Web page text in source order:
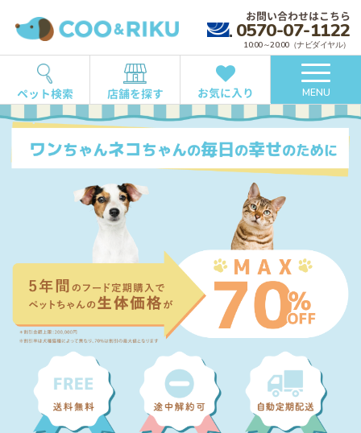
お問い合わせはこちら
0570-07-1122
10:00～20:00（ナビダイヤル）
ペット検索 店舗を探す お気に入り MENU